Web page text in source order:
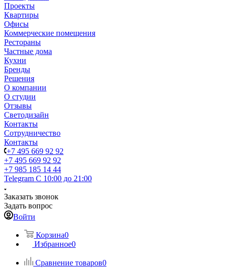
Проекты
Квартиры
Офисы
Коммерческие помещения
Рестораны
Частные дома
Кухни
Бренды
Решения
О компании
О студии
Отзывы
Светодизайн
Контакты
Сотрудничество
Контакты
+7 495 669 92 92
+7 495 669 92 92
+7 985 185 14 44
Telegram С 10:00 до 21:00
Заказать звонок
Задать вопрос
Войти
Корзина0
Избранное0
Сравнение товаров0